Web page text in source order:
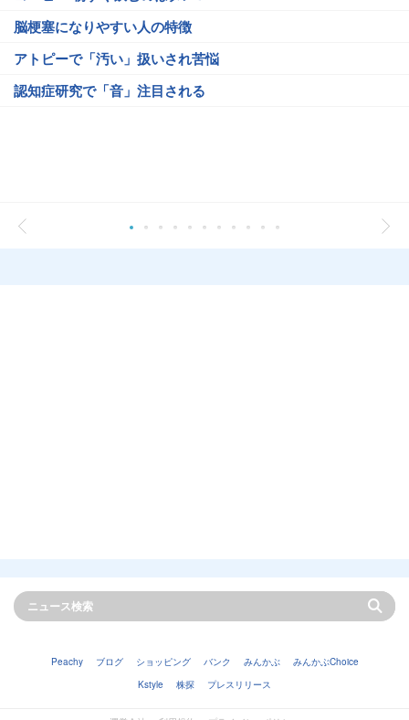
脳梗塞になりやすい人の特徴
アトピーで「汚い」扱いされ苦悩
認知症研究で「音」注目される
Peachy ブログ ショッピング バンク みんかぶ
みんかぶChoice
Kstyle
株探 プレスリリース